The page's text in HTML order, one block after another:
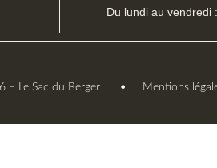
Du lundi au vendredi
– Le Sac du Berger • Mentions